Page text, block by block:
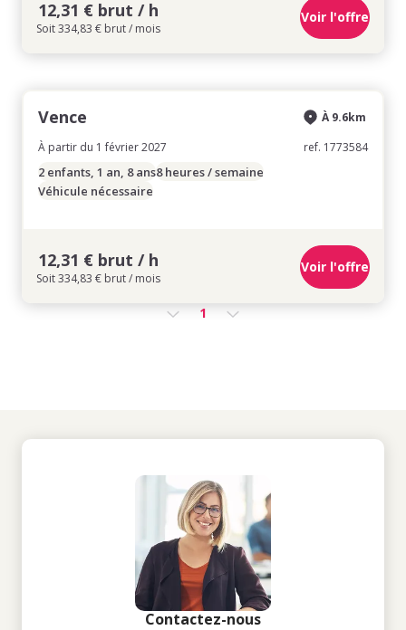
12,31 € brut / h
Soit 334,83 € brut / mois
Voir l'offre
Vence
À partir du 1 février 2027
À 9.6km
ref. 1773584
2 enfants, 1 an, 8 ans8 heures / semaine
Véhicule nécessaire
12,31 € brut / h
Soit 334,83 € brut / mois
Voir l'offre
1
Contactez-nous